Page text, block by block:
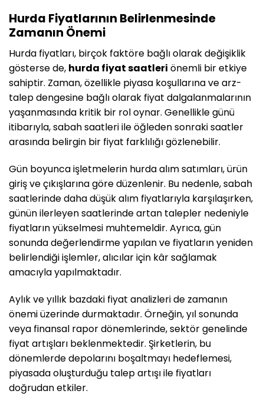
Hurda Fiyatlarının Belirlenmesinde
Zamanın Önemi
Hurda fiyatları, birçok faktöre bağlı olarak değişiklik
gösterse de, hurda fiyat saatleri önemli bir etkiye
sahiptir. Zaman, özellikle piyasa koşullarına ve arz-
talep dengesine bağlı olarak fiyat dalgalanmalarının
yaşanmasında kritik bir rol oynar. Genellikle günü
itibarıyla, sabah saatleri ile öğleden sonraki saatler
arasında belirgin bir fiyat farklılığı gözlenebilir.
Gün boyunca işletmelerin hurda alım satımları, ürün
giriş ve çıkışlarına göre düzenlenir. Bu nedenle, sabah
saatlerinde daha düşük alım fiyatlarıyla karşılaşırken,
günün ilerleyen saatlerinde artan talepler nedeniyle
fiyatların yükselmesi muhtemeldir. Ayrıca, gün
sonunda değerlendirme yapılan ve fiyatların yeniden
belirlendiği işlemler, alıcılar için kâr sağlamak
amacıyla yapılmaktadır.
Aylık ve yıllık bazdaki fiyat analizleri de zamanın
önemi üzerinde durmaktadır. Örneğin, yıl sonunda
veya finansal rapor dönemlerinde, sektör genelinde
fiyat artışları beklenmektedir. Şirketlerin, bu
dönemlerde depolarını boşaltmayı hedeflemesi,
piyasada oluşturduğu talep artışı ile fiyatları
doğrudan etkiler.